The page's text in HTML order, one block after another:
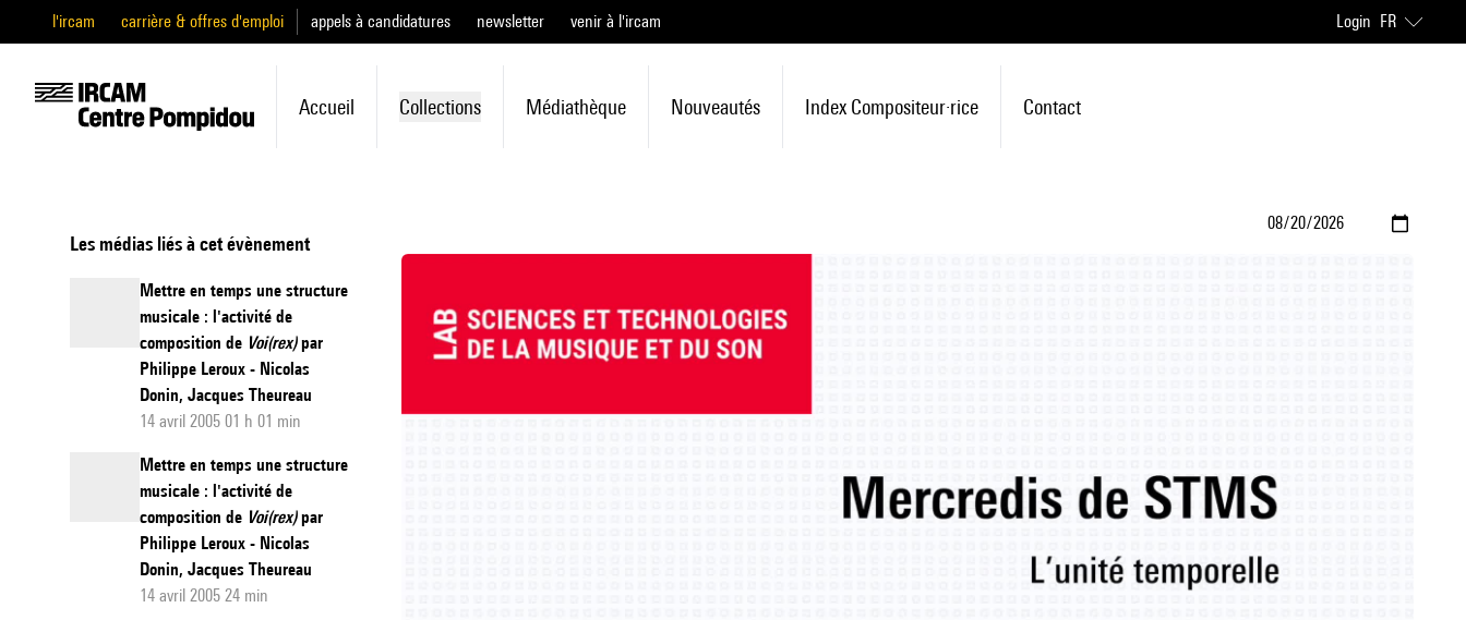
l'ircam carrière & offres d'emploi appels à candidatures newsletter venir à l'ircam Login FR
Accueil Collections Médiathèque Nouveautés Index Compositeur·rice Contact
Les médias liés à cet évènement
Mettre en temps une structure
musicale : l'activité de
composition de Voi(rex)par
Philippe Leroux - Nicolas
Donin, Jacques Theureau
14 avril 2005 01 h 01 min
Mettre en temps une structure
musicale : l'activité de
composition de Voi(rex)par
Philippe Leroux - Nicolas
Donin, Jacques Theureau
14 avril 2005 24 min